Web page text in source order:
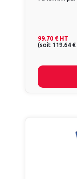
99.70 € HT
(soit 119.64 €